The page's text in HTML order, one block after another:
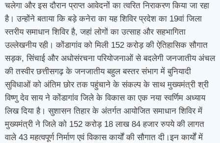
चलेगा और इस दौरान प्राप्त आवेदनों का त्वरित निराकरण किया जा रहा
है। उन्होंने बताया कि बड़े कनेरा का यह शिविर प्रदेश का 19वां जिला
स्तरीय समाधान शिविर है, जहां लोगों का उत्साह और सहभागिता
उल्लेखनीय रही। कोंडागांव को मिली 152 करोड़ की ऐतिहासिक सौगात
सड़क, सिंचाई और अधोसंरचना परियोजनाओं से बदलेगी जनजातीय अंचल
की तस्वीर छत्तीसगढ़ के जनजातीय बहुल बस्तर संभाग में बुनियादी
सुविधाओं को अंतिम छोर तक पहुंचाने के संकल्प के साथ मुख्यमंत्री श्री
विष्णु देव साय ने कोंडागांव जिले के विकास का एक नया स्वर्णिम अध्याय
लिख दिया है। सुशासन तिहार के अंतर्गत आयोजित समाधान शिविर में
मुख्यमंत्री ने जिले को 152 करोड़ 18 लाख 84 हजार रुपये की लागत
वाले 43 महत्वपूर्ण निर्माण एवं विकास कार्यों की सौगात दी।इन कार्यों में